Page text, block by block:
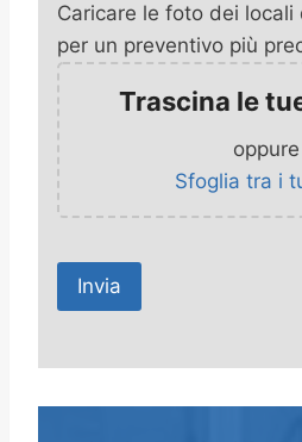
Caricare le foto dei locali
per un preventivo più
Trascina le
oppure
Sfoglia tra i
A